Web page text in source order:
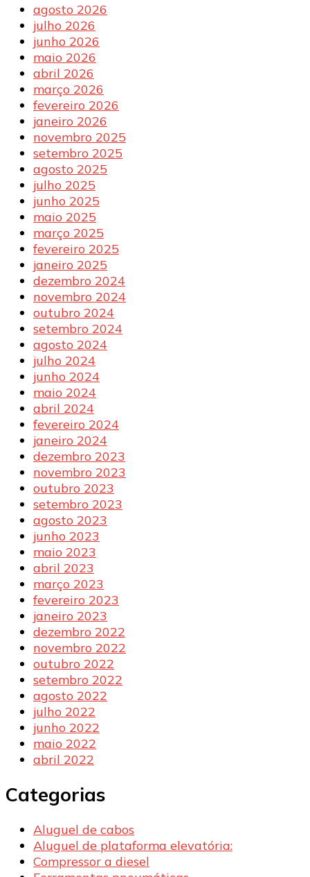
agosto 2026
julho 2026
junho 2026
maio 2026
abril 2026
março 2026
fevereiro 2026
janeiro 2026
novembro 2025
setembro 2025
agosto 2025
julho 2025
junho 2025
maio 2025
março 2025
fevereiro 2025
janeiro 2025
dezembro 2024
novembro 2024
outubro 2024
setembro 2024
agosto 2024
julho 2024
junho 2024
maio 2024
abril 2024
fevereiro 2024
janeiro 2024
dezembro 2023
novembro 2023
outubro 2023
setembro 2023
agosto 2023
junho 2023
maio 2023
abril 2023
março 2023
fevereiro 2023
janeiro 2023
dezembro 2022
novembro 2022
outubro 2022
setembro 2022
agosto 2022
julho 2022
junho 2022
maio 2022
abril 2022
Categorias
Aluguel de cabos
Aluguel de plataforma elevatória:
Compressor a diesel